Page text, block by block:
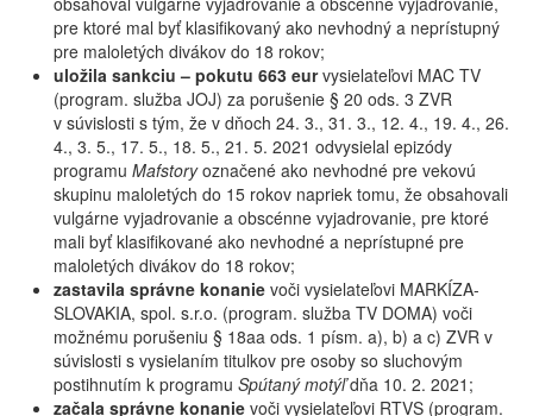
pre ktoré mal byť klasifikovaný ako nevhodný a neprístupný
pre maloletých divákov do 18 rokov;
uložila sankciu – pokutu 663 eurvysielateľovi MAC TV
(program. služba JOJ) za porušenie § 20 ods. 3 ZVR
v súvislosti s tým, že v dňoch 24. 3., 31. 3., 12. 4., 19. 4., 26.
4., 3. 5., 17. 5., 18. 5., 21. 5. 2021 odvysielal epizódy
programu Mafstoryoznačené ako nevhodné pre vekovú
skupinu maloletých do 15 rokov napriek tomu, že obsahovali
vulgárne vyjadrovanie a obscénne vyjadrovanie, pre ktoré
mali byť klasifikované ako nevhodné a neprístupné pre
maloletých divákov do 18 rokov;
zastavila správne konanie voči vysielateľovi MARKÍZA-
SLOVAKIA, spol. s.r.o. (program. služba TV DOMA) voči
možnému porušeniu § 18aa ods. 1 písm. a), b) a c) ZVR v
súvislosti s vysielaním titulkov pre osoby so sluchovým
postihnutím k programu Spútaný motýľdňa 10. 2. 2021;
začala správne konanie voči vysielateľovi RTVS (program.